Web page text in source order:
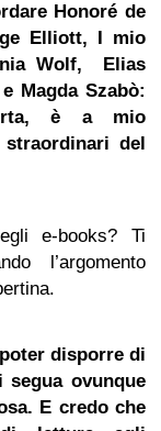
Honoré de
Elliott, I mio
Wolf, Elias
Magda Szabò:
è a mio
del
e-books? Ti
l’argomento
disporre di
ovunque
E credo che